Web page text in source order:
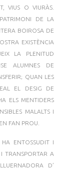
VIUS O VIURÀS.
DE LA
BOIROSA DE
EXISTÈNCIA
LA PLENITUD
ALUMNES DE
QUAN LES
EL DESIG DE
ELS MENTIDERS
MALALTS I
FAN PROU.
ENTOSSUDIT I
TRANSPORTAR A
D’